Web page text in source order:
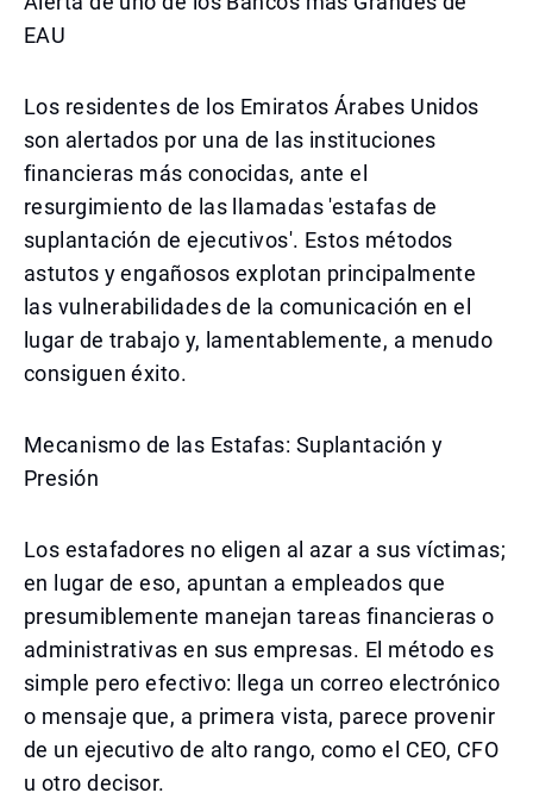
EAU
Los residentes de los Emiratos Árabes Unidos
son alertados por una de las instituciones
financieras más conocidas, ante el
resurgimiento de las llamadas 'estafas de
suplantación de ejecutivos'. Estos métodos
astutos y engañosos explotan principalmente
las vulnerabilidades de la comunicación en el
lugar de trabajo y, lamentablemente, a menudo
consiguen éxito.
Mecanismo de las Estafas: Suplantación y
Presión
Los estafadores no eligen al azar a sus víctimas;
en lugar de eso, apuntan a empleados que
presumiblemente manejan tareas financieras o
administrativas en sus empresas. El método es
simple pero efectivo: llega un correo electrónico
o mensaje que, a primera vista, parece provenir
de un ejecutivo de alto rango, como el CEO, CFO
u otro decisor.